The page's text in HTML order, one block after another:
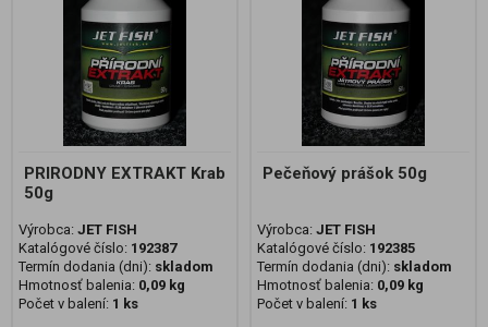
PRIRODNY EXTRAKT Krab
50g
Výrobca: JET FISH
Katalógové číslo: 192387
Termín dodania (dni): skladom
Hmotnosť balenia: 0,09 kg
Počet v balení: 1 ks
Pečeňový prášok 50g
Výrobca: JET FISH
Katalógové číslo: 192385
Termín dodania (dni): skladom
Hmotnosť balenia: 0,09 kg
Počet v balení: 1 ks